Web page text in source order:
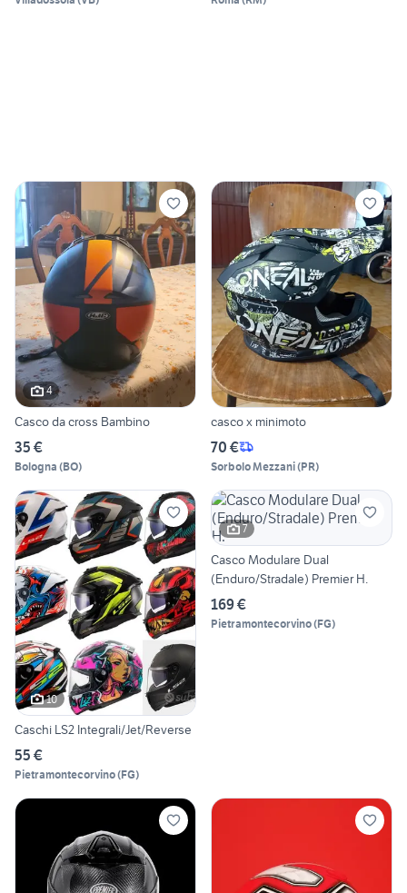
4
Casco da cross Bambino
35 €
Bologna (BO)
casco x minimoto
70 €
Sorbolo Mezzani(PR)
10
Caschi LS2 Integrali/Jet/Reverse
55 €
Pietramontecorvino(FG)
7
Casco Modulare Dual
(Enduro/Stradale) Premier H.
169 €
Pietramontecorvino(FG)